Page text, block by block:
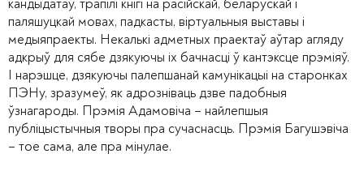
кандыдатаў, трапілі кнігі на расійскай, беларускай і
паляшуцкай мовах, падкасты, віртуальныя выставы і
медыяпраекты. Некалькі адметных праектаў аўтар агляду
адкрыў для сябе дзякуючы іх бачнасці ў кантэксце прэміяў.
І нарэшце, дзякуючы палепшанай камунікацыі на старонках
ПЭНу, зразумеў, як адрозніваць дзве падобныя
ўзнагароды. Прэмія Адамовіча – найлепшыя
публіцыстычныя творы пра сучаснасць. Прэмія Багушэвіча
– тое сама, але пра мінулае.